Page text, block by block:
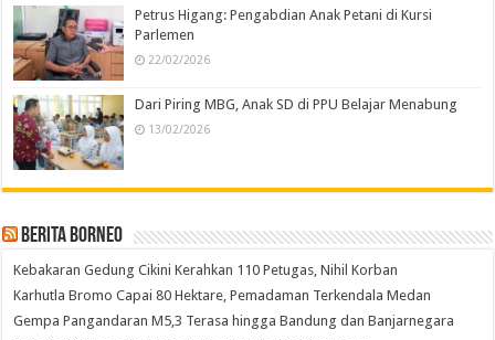
Petrus Higang: Pengabdian Anak Petani di Kursi
Parlemen
22/02/2026
Dari Piring MBG, Anak SD di PPU Belajar Menabung
13/02/2026
Berita Borneo
Kebakaran Gedung Cikini Kerahkan 110 Petugas, Nihil Korban
Karhutla Bromo Capai 80 Hektare, Pemadaman Terkendala Medan
Gempa Pangandaran M5,3 Terasa hingga Bandung dan Banjarnegara